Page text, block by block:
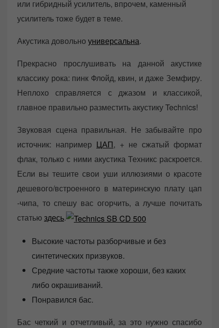
или гибридный усилитель, впрочем, каменный
усилитель тоже будет в теме.
Акустика довольно универсальна.
Прекрасно прослушивать на данной акустике
классику рока: пинк Флойд, квин, и даже Земфиру.
Неплохо справляется с джазом и классикой,
главное правильно разместить акустику Technics!
Звуковая сцена правильная. Не забывайте про
источник: например ЦАП, + не сжатый формат
флак, только с ними акустика Техникс раскроется.
Если вы тешите свои уши иллюзиями о красоте
дешевого/встроенного в материнскую плату цап
-чипа, то спешу вас огорчить, а лучше почитать
статьюздесь.
Высокие частоты разборчивые и без
синтетических призвуков.
Средние частоты также хороши, без каких
либо окрашиваний.
Понравился бас.
Бас четкий и отчетливый, за это нужно спасибо